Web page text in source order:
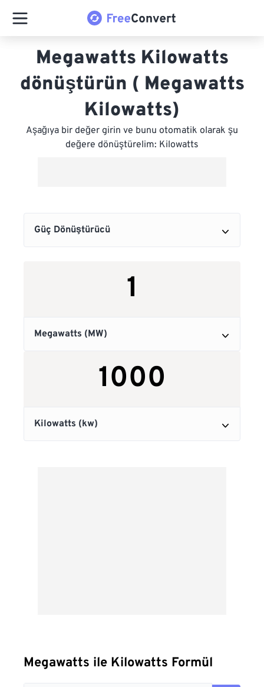
Megawatts Kilowatts
dönüştürün ( Megawatts
Kilowatts)
Aşağıya bir değer girin ve bunu otomatik olarak şu
değere dönüştürelim: Kilowatts
Megawatts ile Kilowatts Formül